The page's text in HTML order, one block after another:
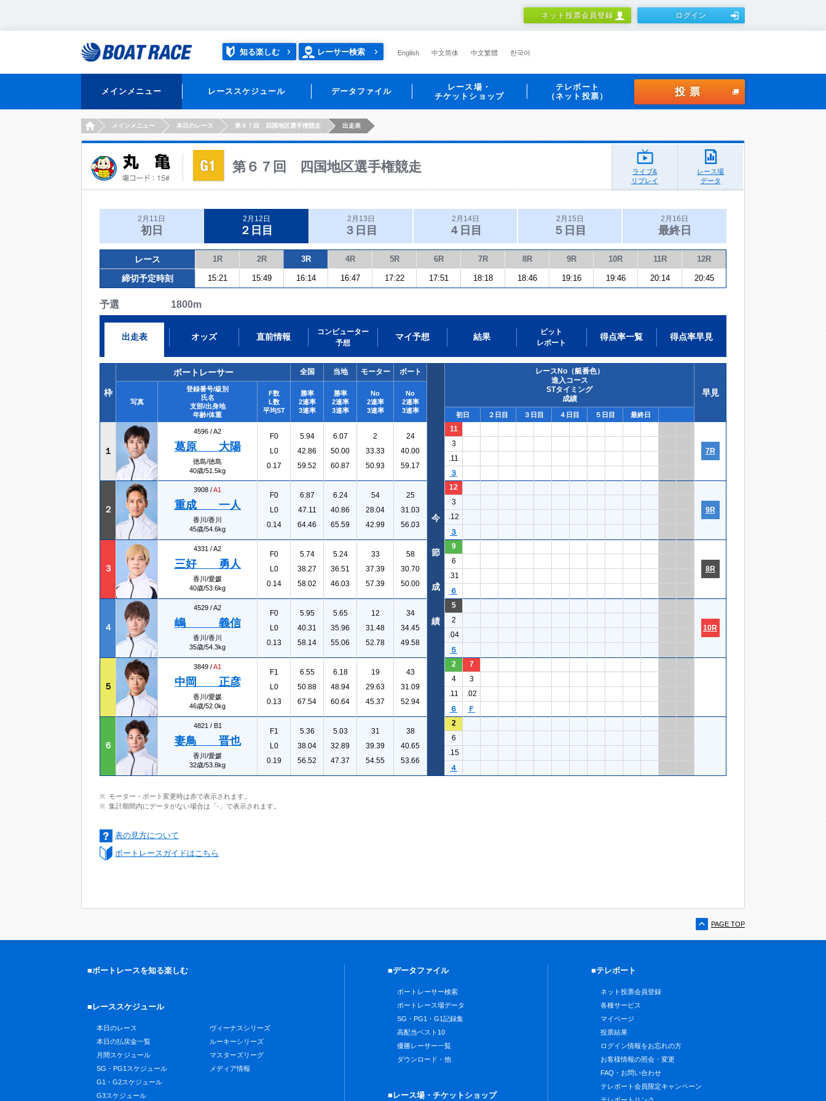
ネット投票会員登録 ログイン
知る楽しむ レーサー検索 English 中文简体 中文繁體 한국어
メインメニュー レーススケジュール データファイル
レース場・
チケットショップ
テレボート
（ネット投票）
投票
HOMEメインメニュー 本日のレース 第６７回 四国地区選手権競走 出走表
第６７回 四国地区選手権競走
ライブ&
リプレイ
レース場
データ
2月11日
初日
2月12日
２日目
2月13日
３日目
2月14日
４日目
2月15日
５日目
2月16日
最終日
レース 1R 2R 3R 4R 5R 6R 7R 8R 9R 10R 11R 12R
締切予定時刻 15:21 15:49 16:14 16:47 17:22 17:51 18:18 18:46 19:16 19:46 20:14 20:45
予選 1800m
出走表 オッズ 直前情報
コンピューター
予想
マイ予想 結果
ピット
レポート
得点率一覧 得点率早見
枠
ボートレーサー 全国 当地 モーター ボート
レースNo（艇番色）
進入コース
STタイミング
成績
早見
写真
登録番号/級別
氏名
支部/出身地
年齢/体重
F数
L数
平均ST
勝率
2連率
3連率
勝率
2連率
3連率
No
2連率
3連率
No
2連率
3連率
初日 ２日目 ３日目 ４日目 ５日目 最終日
１
4596 /A2
葛原 大陽
徳島/徳島
40歳/51.5kg
F0
L0
0.17
5.94
42.86
59.52
6.07
50.00
60.87
2
33.33
50.93
24
40.00
59.17
11
7R
3
.11
３
２
3908 /A1
重成 一人
香川/香川
45歳/54.6kg
F0
L0
0.14
6.87
47.11
64.46
6.24
40.86
65.59
54
28.04
42.99
25
31.03
56.03
12
9R
3
.12
３
３
4331 /A2
三好 勇人
香川/愛媛
40歳/53.6kg
F0
L0
0.14
5.74
38.27
58.02
5.24
36.51
46.03
33
37.39
57.39
58
30.70
50.00
9
8R
6
.31
６
４
4529 /A2
嶋 義信
香川/香川
35歳/54.3kg
F0
L0
0.13
5.95
40.31
58.14
5.65
35.96
55.06
12
31.48
52.78
34
34.45
49.58
5
10R
2
.04
５
５
3849 /A1
中岡 正彦
香川/愛媛
46歳/52.0kg
F1
L0
0.13
6.55
50.88
67.54
6.18
48.94
60.64
19
29.63
45.37
43
31.09
52.94
2
7
4
3
.11
.02
６
Ｆ
６
4821 / B1
妻鳥 晋也
香川/愛媛
32歳/53.8kg
F1
L0
0.19
5.36
38.04
56.52
5.03
32.89
47.37
31
39.39
54.55
38
40.65
53.66
2
6
.15
４
今
節
成
績
モーター・ボート変更時は赤で表示されます。
集計期間内にデータがない場合は「-」で表示されます。
表の見方について
ボートレースガイドはこちら
PAGE TOP
■ボートレースを知る楽しむ
■レーススケジュール
本日のレース
本日の払戻金一覧
月間スケジュール
SG・PG1スケジュール
G1・G2スケジュール
G3スケジュール
ヴィーナスシリーズ
ルーキーシリーズ
マスターズリーグ
メディア情報
■データファイル
ボートレーサー検索
ボートレース場データ
SG・PG1・G1記録集
高配当ベスト10
優勝レーサー一覧
ダウンロード・他
■レース場・チケットショップ
■テレボート
ネット投票会員登録
各種サービス
マイページ
投票結果
ログイン情報をお忘れの方
お客様情報の照会・変更
FAQ・お問い合わせ
テレボート会員限定キャンペーン